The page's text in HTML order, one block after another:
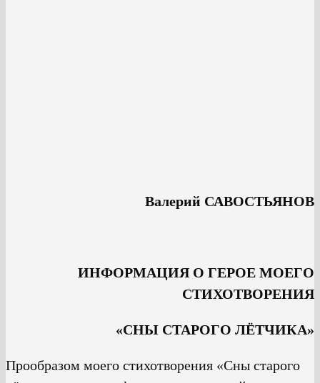
Валерий САВОСТЬЯНОВ
ИНФОРМАЦИЯ О ГЕРОЕ МОЕГО
СТИХОТВОРЕНИЯ
«СНЫ СТАРОГО ЛЁТЧИКА»
Прообразом моего стихотворения «Сны старого